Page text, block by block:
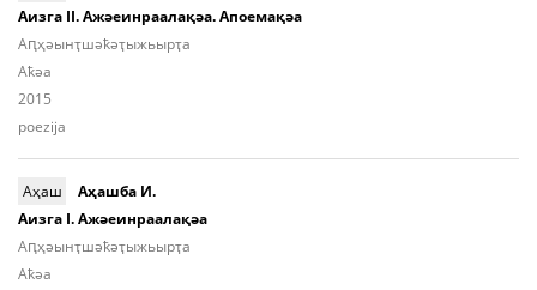
Аизга II. Ажәеинраалақәа. Апоемақәа
Аԥ­ҳәынҭ­шәҟәҭы­жьыр­ҭa
Aҟәа
2015
poezija
Аҳаш
Аҳашба И.
Аизга I. Ажәеинраалақәа
Аԥ­ҳәынҭ­шәҟәҭы­жьыр­ҭa
Aҟәа